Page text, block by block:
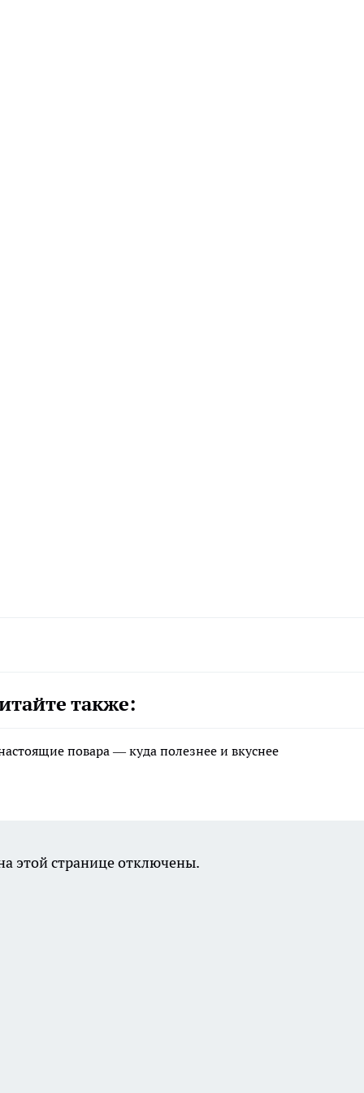
также:
повара — куда полезнее и вкуснее
этой странице отключены.